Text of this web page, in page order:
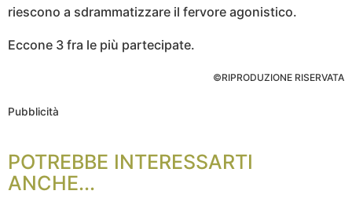
riescono a sdrammatizzare il fervore agonistico.
Eccone 3 fra le più partecipate.
©RIPRODUZIONE RISERVATA
Pubblicità
POTREBBE INTERESSARTI
ANCHE...